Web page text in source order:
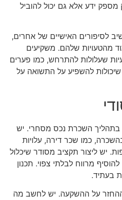
מספק ידע אלא גם יכול להוביל
לסיפורים האישיים של אחרים,
מהטעויות שלהם. משקיעים
שעלולות להתרחש, כמו פערים
שיכולות להשפיע על התשואה על
בתהליך השכרת נכס מסחרי. יש
כמו שכר דירה, עלויות
יש ליצור תקציב מסודר שיכלול
מרווח לבלתי צפוי. תכנון
בעתיד.
ההחזר על ההשקעה. יש לחשב מה